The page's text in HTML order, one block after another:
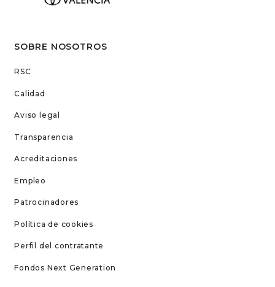
SOBRE NOSOTROS
RSC
Calidad
Aviso legal
Transparencia
Acreditaciones
Empleo
Patrocinadores
Política de cookies
Perfil del contratante
Fondos Next Generation